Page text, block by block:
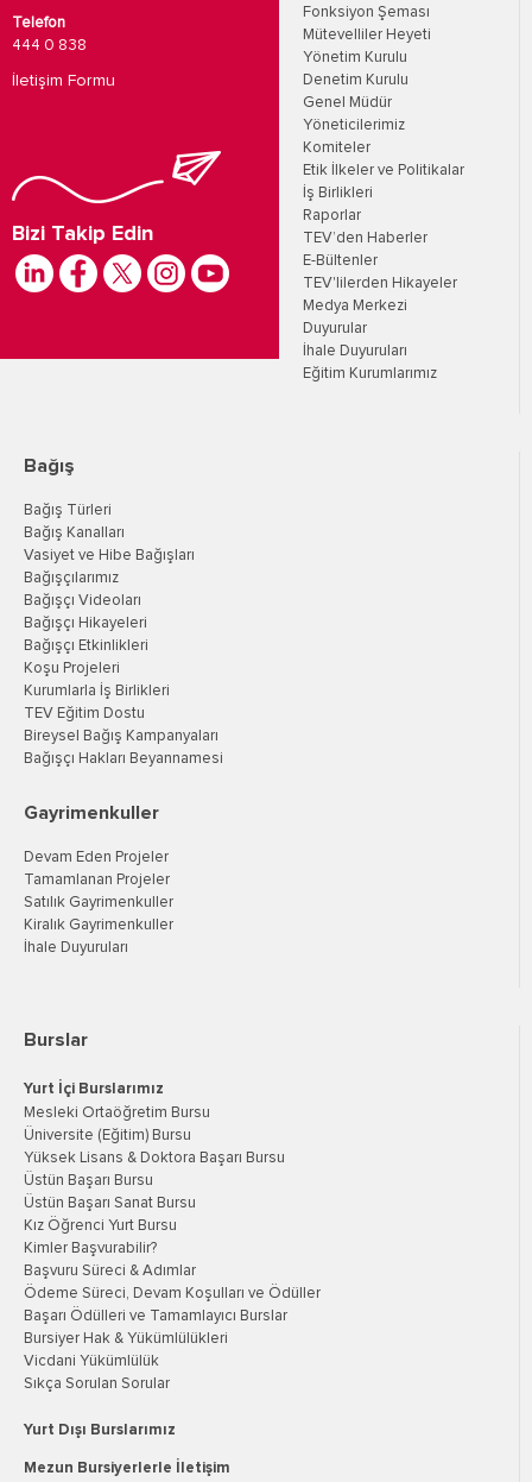
Telefon
444 0 838
İletişim Formu
Bizi Takip Edin
Fonksiyon Şeması
Mütevelliler Heyeti
Yönetim Kurulu
Denetim Kurulu
Genel Müdür
Yöneticilerimiz
Komiteler
Etik İlkeler ve Politikalar
İş Birlikleri
Raporlar
TEV’den Haberler
E-Bültenler
TEV'lilerden Hikayeler
Medya Merkezi
Duyurular
İhale Duyuruları
Eğitim Kurumlarımız
Bağış
Bağış Türleri
Bağış Kanalları
Vasiyet ve Hibe Bağışları
Bağışçılarımız
Bağışçı Videoları
Bağışçı Hikayeleri
Bağışçı Etkinlikleri
Koşu Projeleri
Kurumlarla İş Birlikleri
TEV Eğitim Dostu
Bireysel Bağış Kampanyaları
Bağışçı Hakları Beyannamesi
Gayrimenkuller
Devam Eden Projeler
Tamamlanan Projeler
Satılık Gayrimenkuller
Kiralık Gayrimenkuller
İhale Duyuruları
Burslar
Yurt İçi Burslarımız
Mesleki Ortaöğretim Bursu
Üniversite (Eğitim) Bursu
Yüksek Lisans & Doktora Başarı Bursu
Üstün Başarı Bursu
Üstün Başarı Sanat Bursu
Kız Öğrenci Yurt Bursu
Kimler Başvurabilir?
Başvuru Süreci & Adımlar
Ödeme Süreci, Devam Koşulları ve Ödüller
Başarı Ödülleri ve Tamamlayıcı Burslar
Bursiyer Hak & Yükümlülükleri
Vicdani Yükümlülük
Sıkça Sorulan Sorular
Yurt Dışı Burslarımız
Mezun Bursiyerlerle İletişim